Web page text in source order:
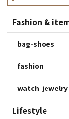
Fashion &
bag-shoes
fashion
watch-jewelry
Lifestyle